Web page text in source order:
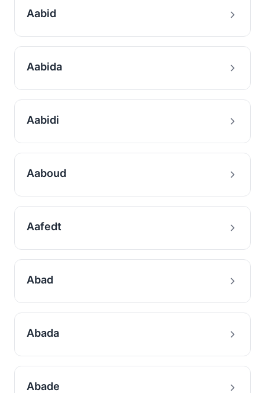
Aabid
Aabida
Aabidi
Aaboud
Aafedt
Abad
Abada
Abade